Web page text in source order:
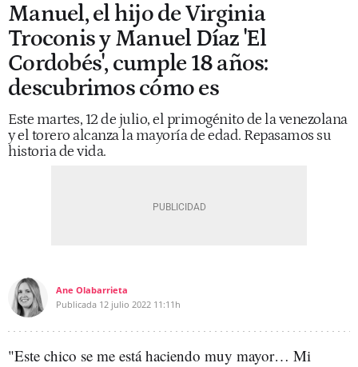
Manuel, el hijo de Virginia
Troconis y Manuel Díaz 'El
Cordobés', cumple 18 años:
descubrimos cómo es
Este martes, 12 de julio, el primogénito de la venezolana
y el torero alcanza la mayoría de edad. Repasamos su
historia de vida.
Ane Olabarrieta
Publicada 12 julio 2022 11:11h
"Este chico se me está haciendo muy mayor… Mi